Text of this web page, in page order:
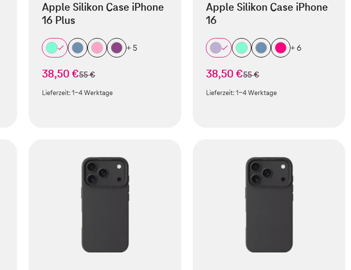
Apple Silikon Case iPhone
16 Plus
+ 5
38,50 €statt
55 €
Lieferzeit:1-4 Werktage
Apple Silikon Case iPhone
16
+ 6
38,50 €statt
55 €
Lieferzeit:1-4 Werktage